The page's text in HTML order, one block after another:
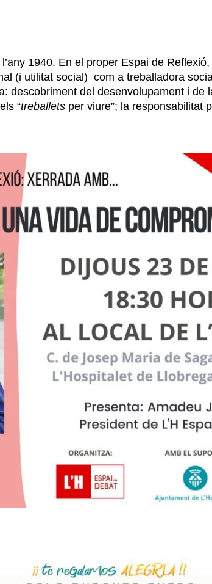
1940. En el proper Espai de
(i utilitat social) com a treballadora
descobriment del desenvolupament i de
“treballets per viure”; la responsabilitat